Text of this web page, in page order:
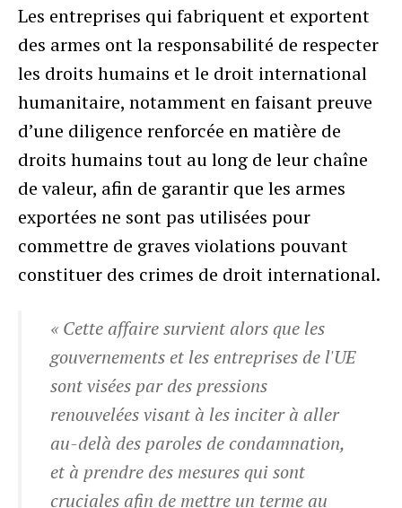
Les entreprises qui fabriquent et exportent
des armes ont la responsabilité de respecter
les droits humains et le droit international
humanitaire, notamment en faisant preuve
d’une diligence renforcée en matière de
droits humains tout au long de leur chaîne
de valeur, afin de garantir que les armes
exportées ne sont pas utilisées pour
commettre de graves violations pouvant
constituer des crimes de droit international.
« Cette affaire survient alors que les
gouvernements et les entreprises de l'UE
sont visées par des pressions
renouvelées visant à les inciter à aller
au-delà des paroles de condamnation,
et à prendre des mesures qui sont
cruciales afin de mettre un terme au